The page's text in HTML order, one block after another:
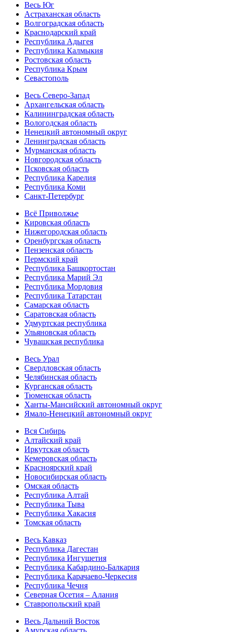
Весь Юг
Астраханская область
Волгоградская область
Краснодарский край
Республика Адыгея
Республика Калмыкия
Ростовская область
Республика Крым
Севастополь
Весь Северо-Запад
Архангельская область
Калининградская область
Вологодская область
Ненецкий автономный округ
Ленинградская область
Мурманская область
Новгородская область
Псковская область
Республика Карелия
Республика Коми
Санкт-Петербург
Всё Приволжье
Кировская область
Нижегородская область
Оренбургская область
Пензенская область
Пермский край
Республика Башкортостан
Республика Марий Эл
Республика Мордовия
Республика Татарстан
Самарская область
Саратовская область
Удмуртская республика
Ульяновская область
Чувашская республика
Весь Урал
Свердловская область
Челябинская область
Курганская область
Тюменская область
Ханты-Мансийский автономный округ
Ямало-Ненецкий автономный округ
Вся Сибирь
Алтайский край
Иркутская область
Кемеровская область
Красноярский край
Новосибирская область
Омская область
Республика Алтай
Республика Тыва
Республика Хакасия
Томская область
Весь Кавказ
Республика Дагестан
Республика Ингушетия
Республика Кабардино-Балкария
Республика Карачаево-Черкесия
Республика Чечня
Северная Осетия – Алания
Ставропольский край
Весь Дальний Восток
Амурская область